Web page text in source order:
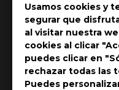
Usamos cookies y
segurar que
al visitar nuestra
cookies al clicar
puedes clicar en
rechazar todas las
Puedes
CancelSave &
Shields en un